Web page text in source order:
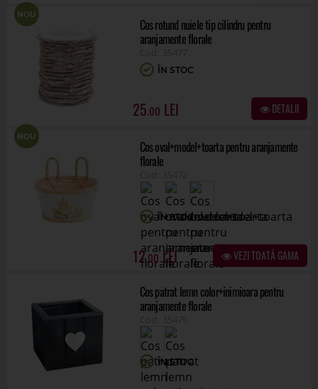
NOU
Cos rotund nuiele tip cilindru pentru
aranjamente florale
ÎN STOC
25.00 DETALII
NOU
Cos oval+model+toarta pentru aranjamente
florale
35472
ÎN STOC
12.00 VEZI TOATĂ GAMA
Cos patrat lemn color+inimioara pentru
aranjamente florale
ÎN STOC